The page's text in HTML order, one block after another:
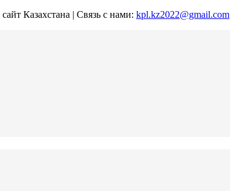
Казахстана | Связь с нами: kpl.kz2022@gmail.com